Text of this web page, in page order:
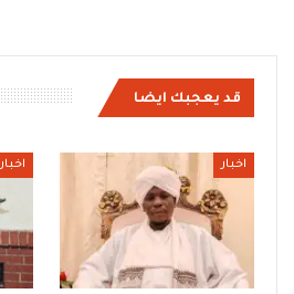
قد يعجبك ايضا
اخبار اخبار